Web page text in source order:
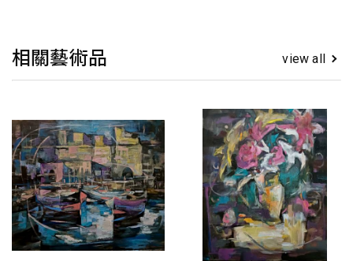
相關藝術品 view all